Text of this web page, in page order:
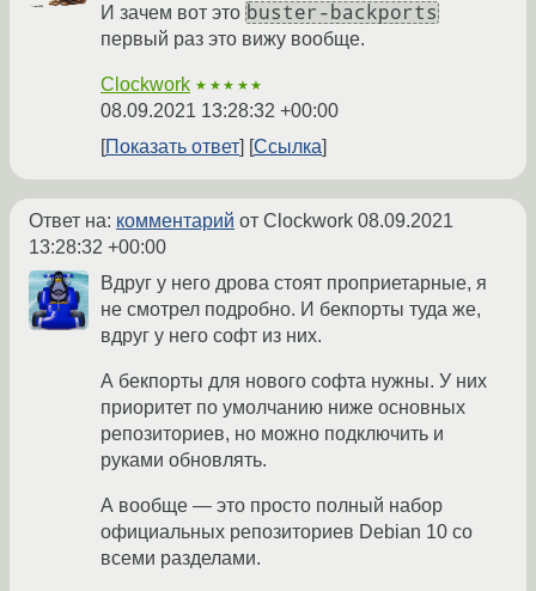
И зачем вот это buster-backports
первый раз это вижу вообще.
Clockwork ★★★★★
08.09.2021 13:28:32 +00:00
Показать ответ
Ссылка
Ответ на: комментарий от Clockwork 08.09.2021
13:28:32 +00:00
Вдруг у него дрова стоят проприетарные, я
не смотрел подробно. И бекпорты туда же,
вдруг у него софт из них.
А бекпорты для нового софта нужны. У них
приоритет по умолчанию ниже основных
репозиториев, но можно подключить и
руками обновлять.
А вообще — это просто полный набор
официальных репозиториев Debian 10 со
всеми разделами.